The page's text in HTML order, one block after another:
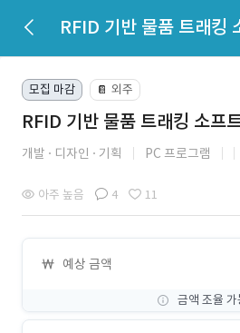
RFID 기반 물품 트래킹
모집 마감 📔 외주
RFID 기반 물품 트래킹 소프
개발 디자인 기획 PC 프로그램
아주 높음 4 11
예상 금액
금액 조율 가